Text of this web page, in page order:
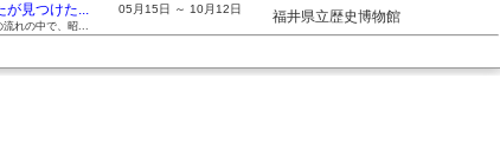
見つけた... 05月15日 ～ 10月12日 福井県立歴史博物館
流れの中で、昭...